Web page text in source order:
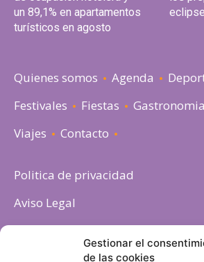
Gestionar el
de las cookies
un 89,1% en apartamentos
turísticos en agosto
Quienes somos Agenda
Festivales
Fiestas Gastronomia
Viajes
Contacto
Politica de privacidad
Aviso Legal
Política de cookies